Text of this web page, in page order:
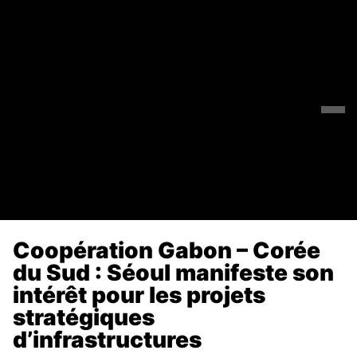
Coopération Gabon – Corée
du Sud : Séoul manifeste son
intérêt pour les projets
stratégiques
d’infrastructures